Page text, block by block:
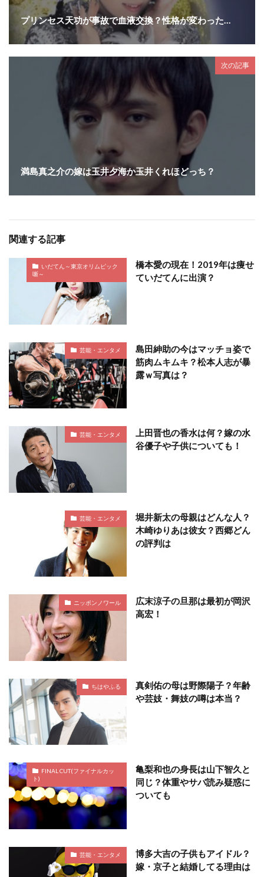
プリンセス天功が事故で血液交換？性格が変わった…
次の記事
満島真之介の嫁は玉井夕海か玉井くれほどっち？
関連する記事
いだてん～東京オリムピック
噺～
橋本愛の現在！2019年は痩せ
ていだてんに出演？
芸能・エンタメ
島田紳助の今はマッチョ姿で
筋肉ムキムキ？松本人志が暴
露ｗ写真は？
芸能・エンタメ
上田晋也の香水は何？嫁の水
谷優子や子供についても！
芸能・エンタメ
堀井新太の母親はどんな人？
木崎ゆりあは彼女？西郷どん
の評判は
ニッポンノワール
広末涼子の旦那は最初が岡沢
高宏！
ちはやふる
真剣佑の母は野際陽子？年齢
や芸妓・舞妓の噂は本当？
FINAL CUT(ファイナルカッ
ト)
亀梨和也の身長は山下智久と
同じ？体重やサバ読み疑惑に
ついても
芸能・エンタメ
博多大吉の子供もアイドル？
嫁・京子と結婚してる理由は